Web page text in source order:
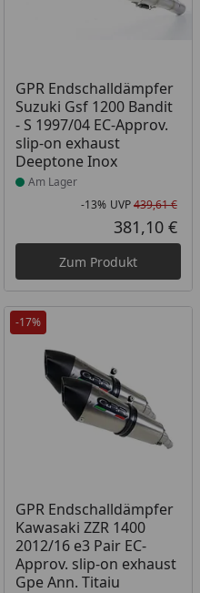
in ProzentPreis
Preis
GPR Endschalldämpfer
Suzuki Gsf 1200 Bandit
- S 1997/04 EC-Approv.
slip-on exhaust
Deeptone Inox
Produkt am Lager
Am Lager
-13% UVP439,61 €
381,10 €
Zum Produkt
-17%
GPR Endschalldämpfer
Kawasaki ZZR 1400
2012/16 e3 Pair EC-
Approv. slip-on exhaust
Gpe Ann. Titaiu
Produkt am Lager